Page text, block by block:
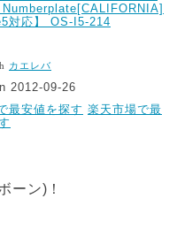
Numberplate[CALIFORNIA]
対応】 OS-I5-214
カエレバ
2012-09-26
最安値を探す 楽天市場で最
ーン)！